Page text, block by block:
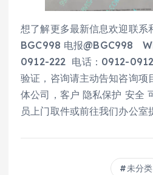
想了解更多最新信息欢迎联系
BGC998 电报@BGC998
0912-222 电话：0912-
验证，咨询请主动告知咨询
体公司，客户 隐私保护 安全
员上门取件或前往我们办公室
未分类